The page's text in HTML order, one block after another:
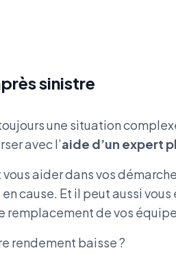
sinistre
une situation
avec l’aide d’un expert
aider dans vos
cause. Et il peut aussi
remplacement de vos
rendement baisse ?